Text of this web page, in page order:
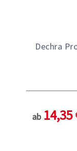
Dechra
ab 14,35